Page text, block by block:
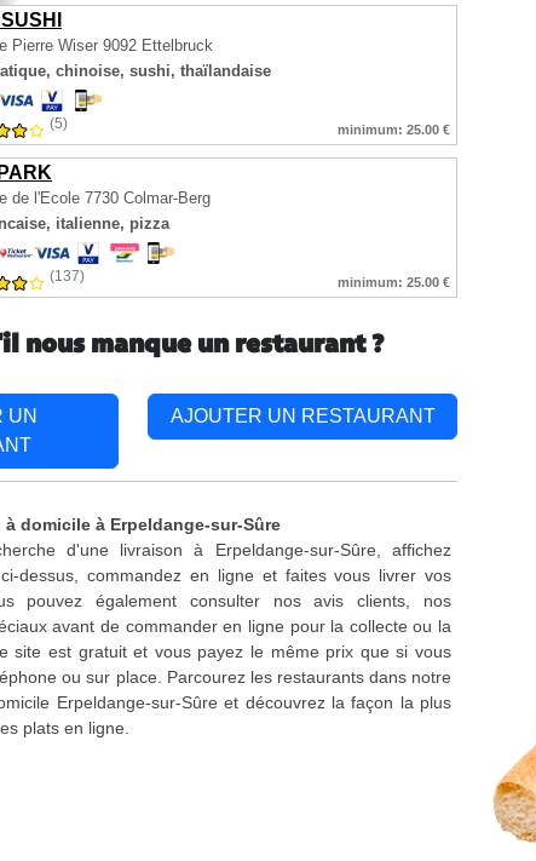
Pierre Wiser 9092 Ettelbruck
chinoise, sushi, thaïlandaise
(5) minimum: 25.00 €
de l'Ecole 7730 Colmar-Berg
italienne, pizza
(137) minimum: 25.00 €
nous manque un restaurant ?
UN
AJOUTER UN RESTAURANT
domicile à Erpeldange-sur-Sûre
d'une livraison à Erpeldange-sur-Sûre, affichez
dessus, commandez en ligne et faites vous livrer vos
pouvez également consulter nos avis clients, nos
avant de commander en ligne pour la collecte ou la
site est gratuit et vous payez le même prix que si vous
ou sur place. Parcourez les restaurants dans notre
Erpeldange-sur-Sûre et découvrez la façon la plus
plats en ligne.